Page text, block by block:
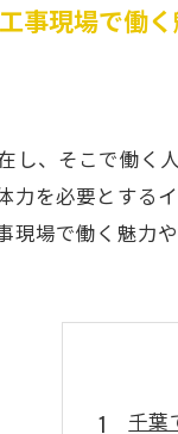
事現場で働く
し、そこで働く
力を必要とする
現場で働く魅力
千葉